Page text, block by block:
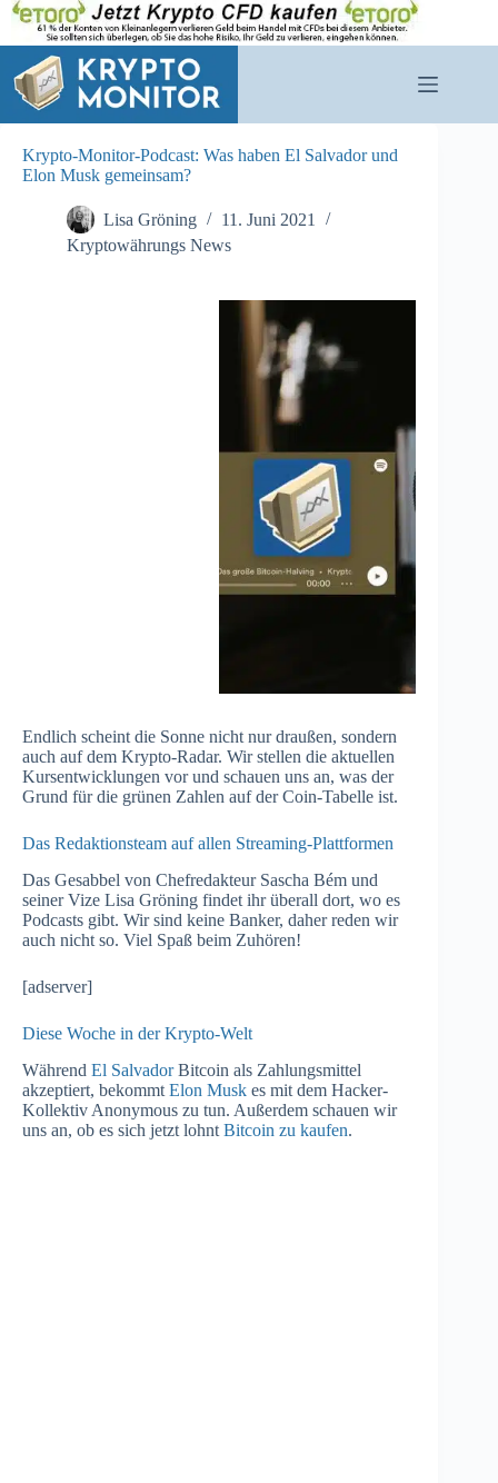
Zum
Inhalt
springen
Krypto-Monitor-Podcast: Was haben El Salvador und
Elon Musk gemeinsam?
Lisa Gröning
11. Juni 2021
Kryptowährungs News
Endlich scheint die Sonne nicht nur draußen, sondern
auch auf dem Krypto-Radar. Wir stellen die aktuellen
Kursentwicklungen vor und schauen uns an, was der
Grund für die grünen Zahlen auf der Coin-Tabelle ist.
Das Redaktionsteam auf allen Streaming-Plattformen
Das Gesabbel von Chefredakteur Sascha Bém und
seiner Vize Lisa Gröning findet ihr überall dort, wo es
Podcasts gibt. Wir sind keine Banker, daher reden wir
auch nicht so. Viel Spaß beim Zuhören!
[adserver]
Diese Woche in der Krypto-Welt
Während El SalvadorBitcoin als Zahlungsmittel
akzeptiert, bekommt Elon Musk es mit dem Hacker-
Kollektiv Anonymous zu tun. Außerdem schauen wir
uns an, ob es sich jetzt lohnt Bitcoin zu kaufen.